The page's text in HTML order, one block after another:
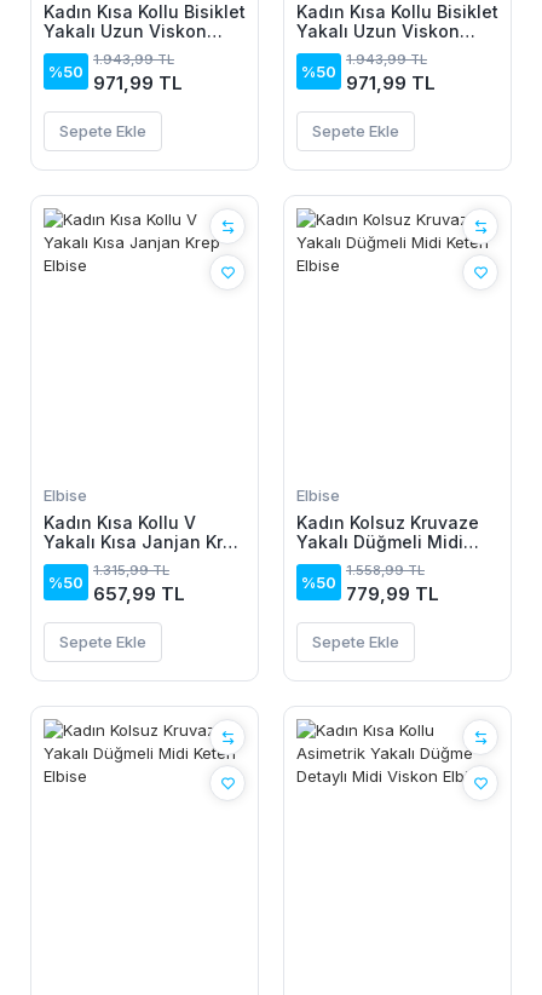
Kadın Kısa Kollu Bisiklet
Yakalı Uzun Viskon
Elbise
%50
1.943,99 TL
971,99 TL
Sepete Ekle
Kadın Kısa Kollu Bisiklet
Yakalı Uzun Viskon
Elbise
%50
1.943,99 TL
971,99 TL
Sepete Ekle
Elbise
Kadın Kısa Kollu V
Yakalı Kısa Janjan Krep
Elbise
%50
1.315,99 TL
657,99 TL
Sepete Ekle
Elbise
Kadın Kolsuz Kruvaze
Yakalı Düğmeli Midi
Keten Elbise
%50
1.558,99 TL
779,99 TL
Sepete Ekle